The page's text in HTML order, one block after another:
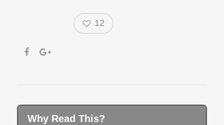
12
Why Read This?